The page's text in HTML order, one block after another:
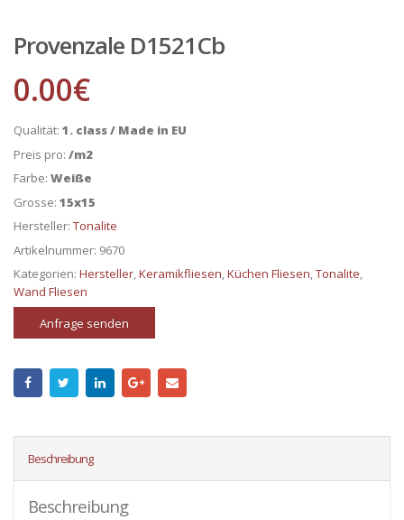
Provenzale D1521Cb
0.00€
Qualität: 1. class / Made in EU
Preis pro: /m2
Farbe: Weiße
Grosse: 15x15
Hersteller: Tonalite
Artikelnummer: 9670
Kategorien: Hersteller,Keramikfliesen,Küchen Fliesen,Tonalite,
Wand Fliesen
Anfrage senden
Beschreibung
Beschreibung